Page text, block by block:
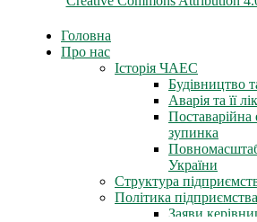
Головна
Про нас
Історія ЧАЕС
Будівництво
Аварія та її
Поставарійна
зупинка
України
Структура
Політика підприємства
Заяви